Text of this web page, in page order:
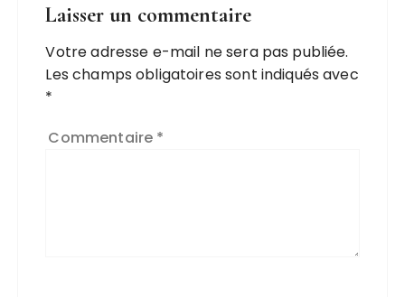
Laisser un commentaire
Votre adresse e-mail ne sera pas publiée.
Les champs obligatoires sont indiqués avec
*
Commentaire *
A
l
t
r